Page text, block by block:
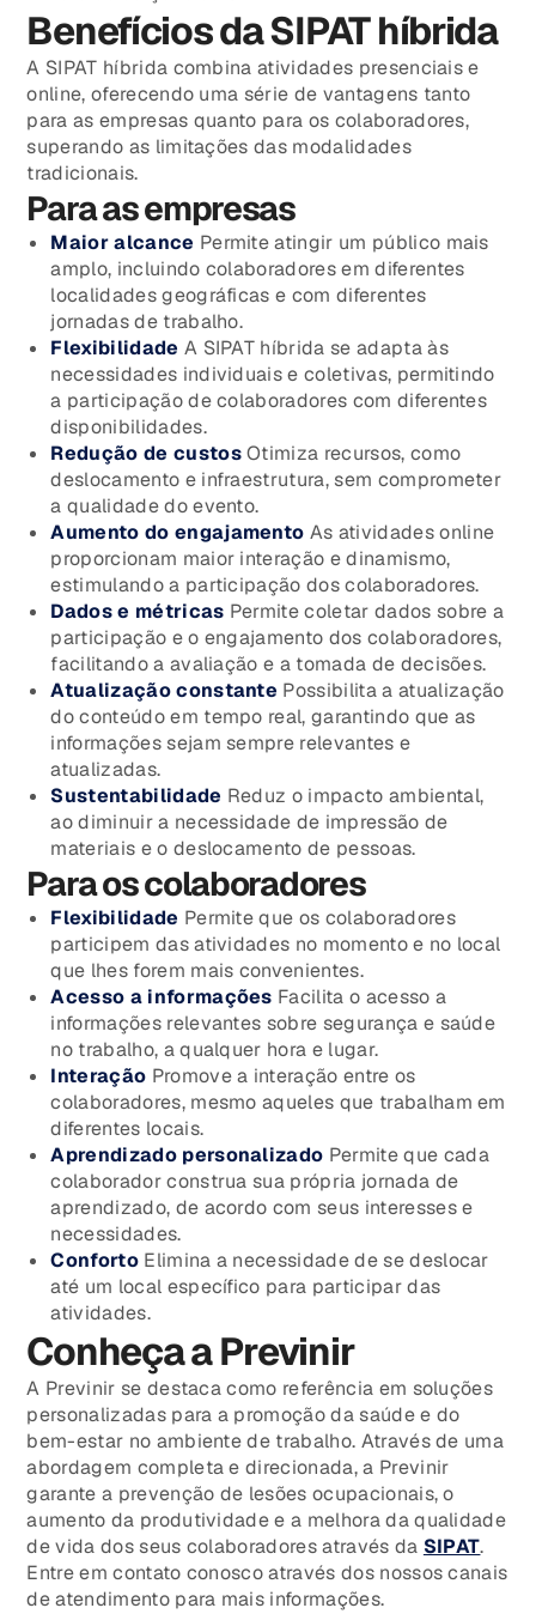
Benefícios da SIPAT híbrida
A SIPAT híbrida combina atividades presenciais e
online, oferecendo uma série de vantagens tanto
para as empresas quanto para os colaboradores,
superando as limitações das modalidades
tradicionais.
Para as empresas
Maior alcance Permite atingir um público mais
amplo, incluindo colaboradores em diferentes
localidades geográficas e com diferentes
jornadas de trabalho.
Flexibilidade A SIPAT híbrida se adapta às
necessidades individuais e coletivas, permitindo
a participação de colaboradores com diferentes
disponibilidades.
Redução de custosOtimiza recursos, como
deslocamento e infraestrutura, sem comprometer
a qualidade do evento.
Aumento do engajamento As atividades online
proporcionam maior interação e dinamismo,
estimulando a participação dos colaboradores.
Dados e métricas Permite coletar dados sobre a
participação e o engajamento dos colaboradores,
facilitando a avaliação e a tomada de decisões.
Atualização constante Possibilita a atualização
do conteúdo em tempo real, garantindo que as
informações sejam sempre relevantes e
atualizadas.
Sustentabilidade Reduz o impacto ambiental,
ao diminuir a necessidade de impressão de
materiais e o deslocamento de pessoas.
Para os colaboradores
Flexibilidade Permite que os colaboradores
participem das atividades no momento e no local
que lhes forem mais convenientes.
Acesso a informações Facilita o acesso a
informações relevantes sobre segurança e saúde
no trabalho, a qualquer hora e lugar.
Interação Promove a interação entre os
colaboradores, mesmo aqueles que trabalham em
diferentes locais.
Aprendizado personalizado Permite que cada
colaborador construa sua própria jornada de
aprendizado, de acordo com seus interesses e
necessidades.
ConfortoElimina a necessidade de se deslocar
até um local específico para participar das
atividades.
Conheça a Previnir
A Previnir se destaca como referência em soluções
personalizadas para a promoção da saúde e do
bem-estar no ambiente de trabalho. Através de uma
abordagem completa e direcionada, a Previnir
garante a prevenção de lesões ocupacionais, o
aumento da produtividade e a melhora da qualidade
de vida dos seus colaboradores através da SIPAT.
Entre em contato conosco através dos nossos canais
de atendimento para mais informações.